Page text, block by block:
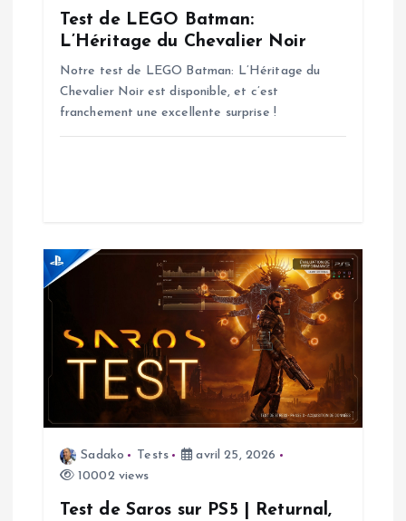
r
t
Test de LEGO Batman:
L’Héritage du Chevalier Noir
Notre test de LEGO Batman: L’Héritage du
Chevalier Noir est disponible, et c’est
franchement une excellente surprise !
Sadako Tests
avril 25, 2026
10002 views
Test de Saros sur PS5 | Returnal,